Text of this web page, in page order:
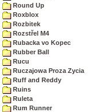
Round Up
Roxblox
Rozbitek
Rozstřel M4
Rubacka vo Kopec
Rubber Ball
Rucu
Ruczajowa Proza Zycia
Ruff and Reddy
Ruins
Ruleta
Rum Runner